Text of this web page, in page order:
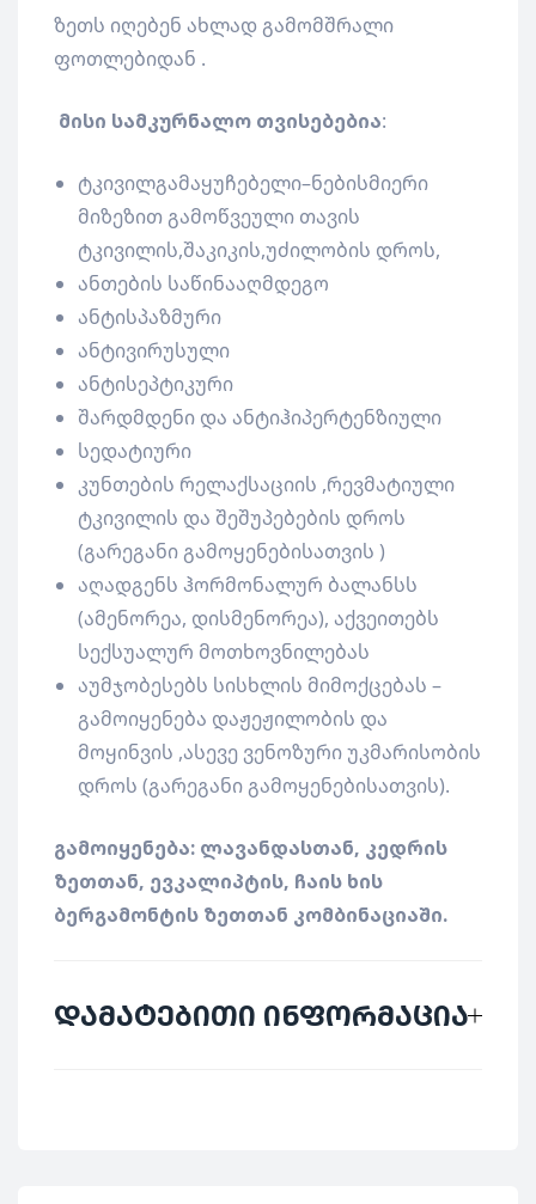
ზეთს იღებენ ახლად გამომშრალი
ფოთლებიდან .
მისი სამკურნალო თვისებებია:
ტკივილგამაყუჩებელი–ნებისმიერი
მიზეზით გამოწვეული თავის
ტკივილის,შაკიკის,უძილობის დროს,
ანთების საწინააღმდეგო
ანტისპაზმური
ანტივირუსული
ანტისეპტიკური
შარდმდენი და ანტიჰიპერტენზიული
სედატიური
კუნთების რელაქსაციის ,რევმატიული
ტკივილის და შეშუპებების დროს
(გარეგანი გამოყენებისათვის )
აღადგენს ჰორმონალურ ბალანსს
(ამენორეა, დისმენორეა), აქვეითებს
სექსუალურ მოთხოვნილებას
აუმჯობესებს სისხლის მიმოქცებას –
გამოიყენება დაჟეჟილობის და
მოყინვის ,ასევე ვენოზური უკმარისობის
დროს (გარეგანი გამოყენებისათვის).
გამოიყენება: ლავანდასთან, კედრის
ზეთთან, ევკალიპტის, ჩაის ხის
ბერგამონტის ზეთთან კომბინაციაში.
დამატებითი ინფორმაცია